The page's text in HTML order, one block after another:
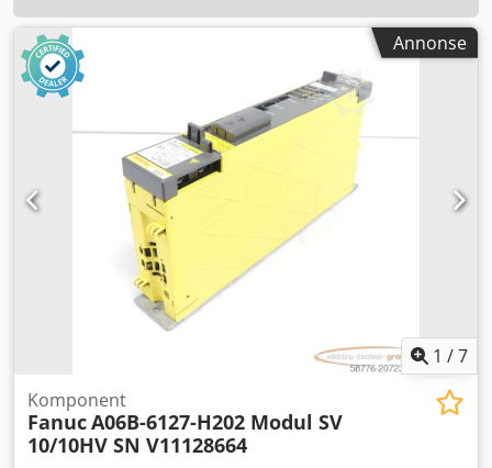
Annonse
1 /7
Komponent
FanucA06B-6127-H202 Modul SV
10/10HV SN V11128664